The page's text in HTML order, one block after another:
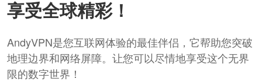
享受全球精彩！
AndyVPN是您互联网体验的最佳伴侣，它帮助您突破
地理边界和网络屏障。让您可以尽情地享受这个无界
限的数字世界！